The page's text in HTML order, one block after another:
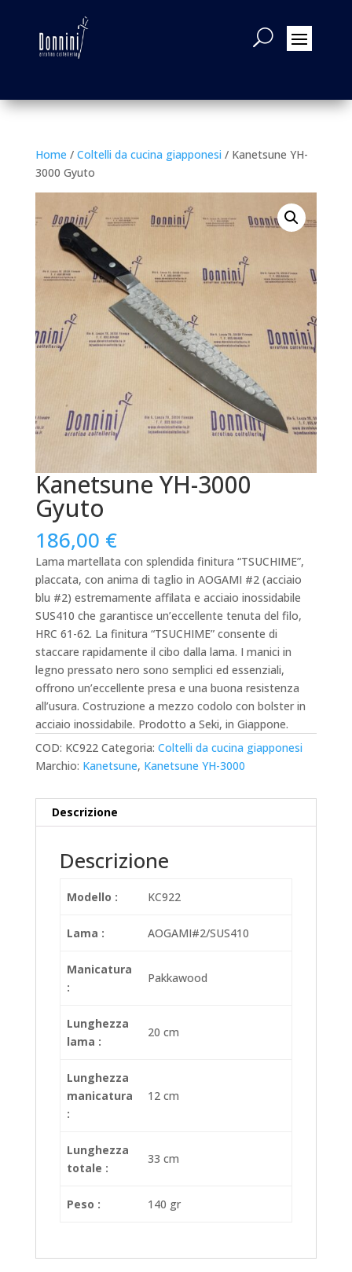
Home / Coltelli da cucina giapponesi / Kanetsune YH-
3000 Gyuto
Kanetsune YH-3000
Gyuto
186,00 €
Lama martellata con splendida finitura “TSUCHIME”,
placcata, con anima di taglio in AOGAMI #2 (acciaio
blu #2) estremamente affilata e acciaio inossidabile
SUS410 che garantisce un’eccellente tenuta del filo,
HRC 61-62. La finitura “TSUCHIME” consente di
staccare rapidamente il cibo dalla lama. I manici in
legno pressato nero sono semplici ed essenziali,
offrono un’eccellente presa e una buona resistenza
all’usura. Costruzione a mezzo codolo con bolster in
acciaio inossidabile. Prodotto a Seki, in Giappone.
COD: KC922 Categoria: Coltelli da cucina giapponesi
Marchio: Kanetsune, Kanetsune YH-3000
Descrizione
Descrizione
Modello : KC922
Lama : AOGAMI#2/SUS410
Manicatura
:
Pakkawood
Lunghezza
lama :
20 cm
Lunghezza
manicatura
:
12 cm
Lunghezza
totale :
33 cm
Peso : 140 gr